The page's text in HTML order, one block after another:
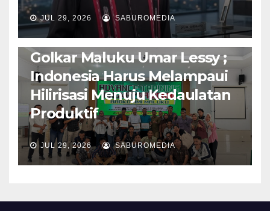
JUL 29, 2026 SABUROMEDIA
AMBON METRO JURNALISME AKTIVIS
PENDIDIKAN & OLAHRAGA THE MOLUCCAS
Isi Materi LK-III HMI, Ketua
Golkar Maluku Umar Lessy ;
Indonesia Harus Melampaui
Hilirisasi Menuju Kedaulatan
Produktif
JUL 29, 2026 SABUROMEDIA